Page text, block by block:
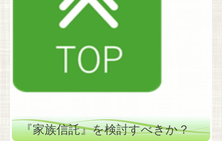
『家族信託』を検討すべきか？